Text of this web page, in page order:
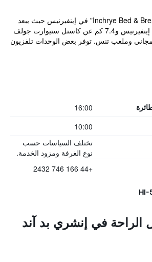
يقع مكان إقامة "Inchrye Bed & Breakfast" في إينفيرنيس حيث يبعد
مسافة 18 كم عن قلعة إينفيرنيس و7.4 كم عن كاستل ستيوارت جولف
وملعب تنس. توفر بعض الوحدات تلفزيون
16:00
10:00
تختلف السياسات حسب
نوع الغرفة ومزود الخدمة.
+44 166 746 2432
الراحة في إنشري بد آند